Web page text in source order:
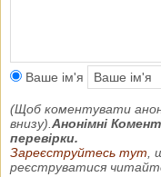
Ваше ім'я
(Щоб коментувати
внизу). Анонімні
перевірки.
Зареєструйтесь тут ,
реєструватися